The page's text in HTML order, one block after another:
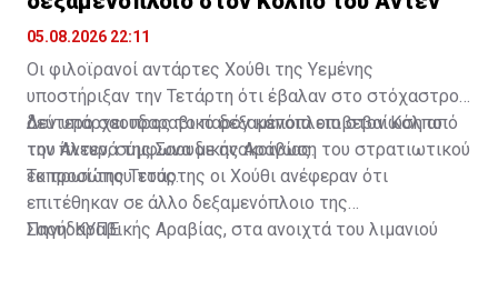
05.08.2026 22:11
Οι φιλοϊρανοί αντάρτες Χούθι της Υεμένης
υποστήριξαν την Τετάρτη ότι έβαλαν στο στόχαστρο
δεύτερο σαουδαραβικό δεξαμενόπλοιο στον Κόλπο
του Άντεν, σύμφωνα με ανακοίνωση του στρατιωτικού
εκπροσώπου τους.
Δεν υπάρχει προς το παρόν κάποια επιβεβαίωση από
την πλευρά της Σαουδικής Αραβίας.
Το πρωί της Τετάρτης οι Χούθι ανέφεραν ότι
επιτέθηκαν σε άλλο δεξαμενόπλοιο της
Σαουδαραβικής Αραβίας, στα ανοιχτά του λιμανιού
Πηγή: ΚΥΠΕ